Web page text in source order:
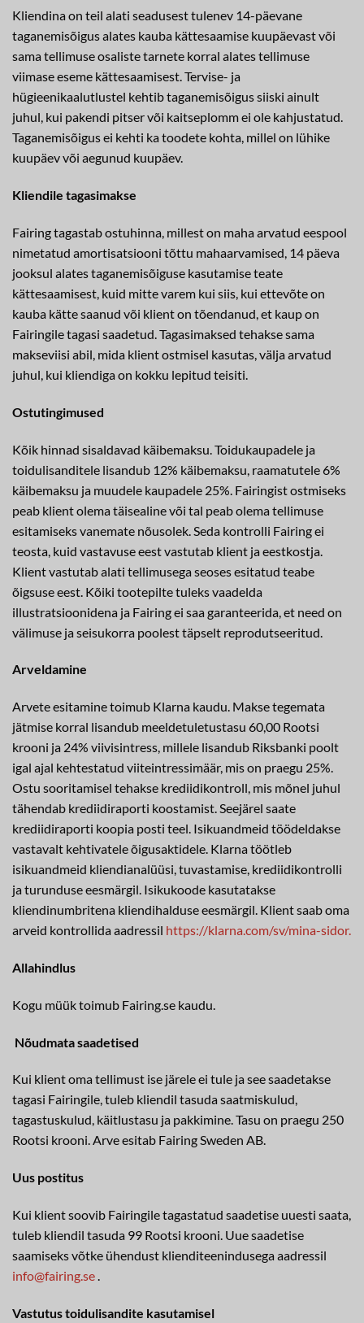
Kliendina on teil alati seadusest tulenev 14-päevane
taganemisõigus alates kauba kättesaamise kuupäevast või
sama tellimuse osaliste tarnete korral alates tellimuse
viimase eseme kättesaamisest. Tervise- ja
hügieenikaalutlustel kehtib taganemisõigus siiski ainult
juhul, kui pakendi pitser või kaitseplomm ei ole kahjustatud.
Taganemisõigus ei kehti ka toodete kohta, millel on lühike
kuupäev või aegunud kuupäev.
Kliendile tagasimakse
Fairing tagastab ostuhinna, millest on maha arvatud eespool
nimetatud amortisatsiooni tõttu mahaarvamised, 14 päeva
jooksul alates taganemisõiguse kasutamise teate
kättesaamisest, kuid mitte varem kui siis, kui ettevõte on
kauba kätte saanud või klient on tõendanud, et kaup on
Fairingile tagasi saadetud. Tagasimaksed tehakse sama
makseviisi abil, mida klient ostmisel kasutas, välja arvatud
juhul, kui kliendiga on kokku lepitud teisiti.
Ostutingimused
Kõik hinnad sisaldavad käibemaksu. Toidukaupadele ja
toidulisanditele lisandub 12% käibemaksu, raamatutele 6%
käibemaksu ja muudele kaupadele 25%. Fairingist ostmiseks
peab klient olema täisealine või tal peab olema tellimuse
esitamiseks vanemate nõusolek. Seda kontrolli Fairing ei
teosta, kuid vastavuse eest vastutab klient ja eestkostja.
Klient vastutab alati tellimusega seoses esitatud teabe
õigsuse eest. Kõiki tootepilte tuleks vaadelda
illustratsioonidena ja Fairing ei saa garanteerida, et need on
välimuse ja seisukorra poolest täpselt reprodutseeritud.
Arveldamine
Arvete esitamine toimub Klarna kaudu. Makse tegemata
jätmise korral lisandub meeldetuletustasu 60,00 Rootsi
krooni ja 24% viivisintress, millele lisandub Riksbanki poolt
igal ajal kehtestatud viiteintressimäär, mis on praegu 25%.
Ostu sooritamisel tehakse krediidikontroll, mis mõnel juhul
tähendab krediidiraporti koostamist. Seejärel saate
krediidiraporti koopia posti teel. Isikuandmeid töödeldakse
vastavalt kehtivatele õigusaktidele. Klarna töötleb
isikuandmeid kliendianalüüsi, tuvastamise, krediidikontrolli
ja turunduse eesmärgil. Isikukoode kasutatakse
kliendinumbritena kliendihalduse eesmärgil. Klient saab oma
arveid kontrollida aadressil https://klarna.com/sv/mina-sidor.
Allahindlus
Kogu müük toimub Fairing.se kaudu.
Nõudmata saadetised
Kui klient oma tellimust ise järele ei tule ja see saadetakse
tagasi Fairingile, tuleb kliendil tasuda saatmiskulud,
tagastuskulud, käitlustasu ja pakkimine. Tasu on praegu 250
Rootsi krooni. Arve esitab Fairing Sweden AB.
Uus postitus
Kui klient soovib Fairingile tagastatud saadetise uuesti saata,
tuleb kliendil tasuda 99 Rootsi krooni. Uue saadetise
saamiseks võtke ühendust klienditeenindusega aadressil
info@fairing.se.
Vastutus toidulisandite kasutamisel